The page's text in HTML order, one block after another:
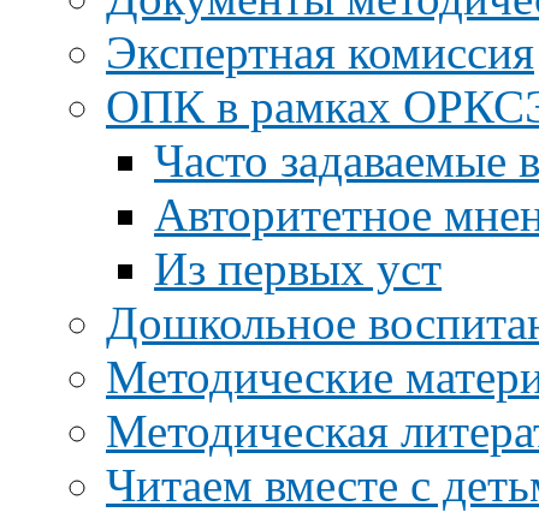
Экспертная комиссия
ОПК в рамках
Часто
Авторитетное
Из первых уст
Дошкольное
Методические
Методическая
Читаем вместе с